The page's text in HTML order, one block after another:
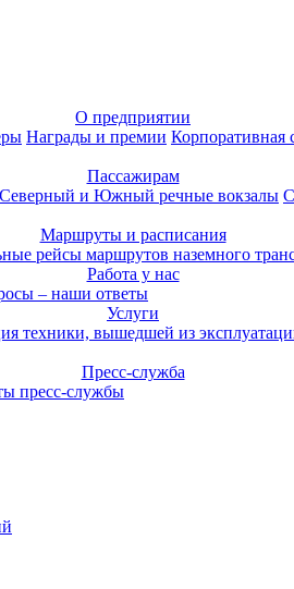
О предприятии
Награды и премии Корпоративная
Пассажирам
Северный и Южный речные вокзалы
Маршруты и расписания
рейсы маршрутов наземного
Работа у нас
– наши ответы
Услуги
техники, вышедшей из
Пресс-служба
пресс-службы